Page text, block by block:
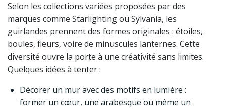
Selon les collections variées proposées par des
marques comme Starlighting ou Sylvania, les
guirlandes prennent des formes originales : étoiles,
boules, fleurs, voire de minuscules lanternes. Cette
diversité ouvre la porte à une créativité sans limites.
Quelques idées à tenter :
Décorer un mur avec des motifs en lumière :
former un cœur, une arabesque ou même un